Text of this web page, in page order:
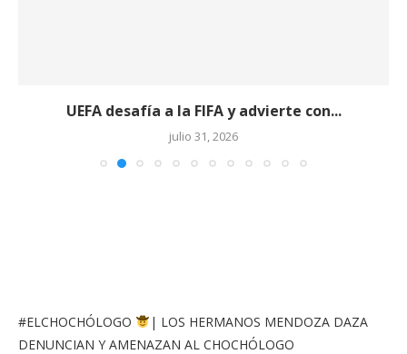
UEFA desafía a la FIFA y advierte con...
julio 31, 2026
#ELCHOCHÓLOGO
| LOS HERMANOS MENDOZA DAZA
DENUNCIAN Y AMENAZAN AL CHOCHÓLOGO